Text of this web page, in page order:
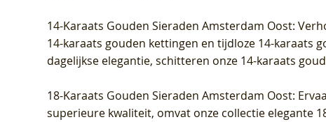
14-Karaats Gouden Sieraden Amsterdam Oost:
14-karaats gouden kettingen en tijdloze 14-karaats
dagelijkse elegantie, schitteren onze 14-karaats
18-Karaats Gouden Sieraden Amsterdam Oost:
superieure kwaliteit, omvat onze collectie elegante